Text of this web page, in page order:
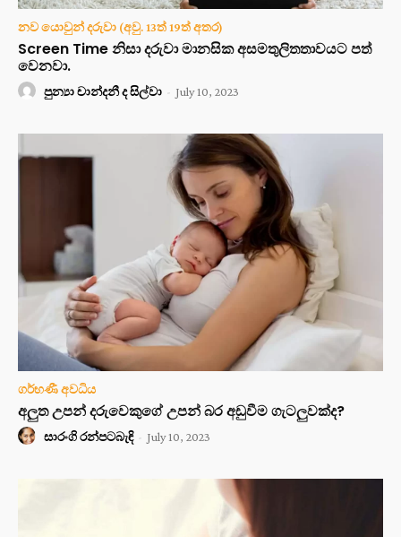
නව යොවුන් දරුවා (අවු. 13ත් 19ත් අතර)
Screen Time නිසා දරුවා මානසික අසමතුලිතතාවයට පත්
වෙනවා.
පුන්‍යා චාන්දනී ද සිල්වා - July 10, 2023
ගර්භණී අවධිය
අලුත උපන් දරුවෙකුගේ උපන් බර අඩුවීම ගැටලුවක්ද?
සාරංගි රන්පටබැඳි - July 10, 2023